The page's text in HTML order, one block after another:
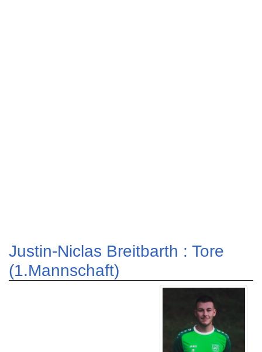
Justin-Niclas Breitbarth : Tore
(1.Mannschaft)